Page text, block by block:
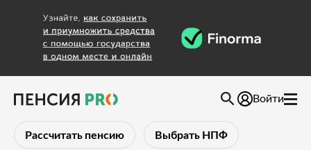
Рассчитать пенсию Выбрать НПФ
Войти